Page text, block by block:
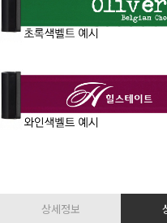
상세정보